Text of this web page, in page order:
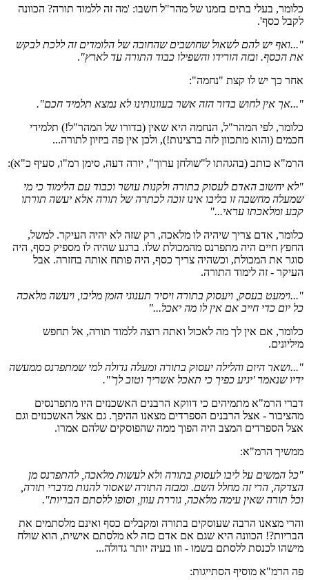
כלומר, בעלי בתים בזמנו של מהר"ל חשבו: 'מה זה ללמוד תורה? הכוונה
לקבל כסף'.
"...ואף יש להם לשאול שחושבים שהחובה של הלומדים זה ללכת לבקש
את הכסף. ובזה הורידו והשפילו כבוד התורה עד לארץ".
אחר כך יש לו קצת "נחמה":
"...אך אין לחוש בדור הזה אשר בעוונותינו לא נמצא תלמיד חכם".
כלומר, לפי המהר"ל, הנחמה היא שאין (בדורו של המהר"ל!) תלמידי
חכמים (והוא מתכוון לזה ברצינות!), ולכן אין פה ביזיון לתורה...
הרמ"א כותב (בהגהתו ל"שולחן ערוך", יורה דעה, סימן רמ"ו, סעיף כ"א):
"לא יחשוב האדם לעסוק בתורה ולקנות עושר וכבוד עם הלימוד כי מי
שמעלה מחשבה זו בליבו אינו זוכה לכתרה של תורה אלא יעשה תורתו
קבע ומלאכתו עראי..."
כלומר, אדם צריך שיהיה לו מלאכה, רק שזה לא יהיה העיקר. למשל,
החפץ חיים היה מתפרנס מהמכולת שלו. ברגע שהיה לו מספיק כסף, היה
סוגר את המכולת, וכשהיה צריך כסף, היה פותח אותה בחזרה. אבל
העיקר - זה לימוד התורה.
"...וימעט בעסק, ויעסוק בתורה ויסיר תענוגי הזמן מליבו, ויעשה מלאכה
כל יום כדי חייב אם אין לו מה יאכל..."
כלומר, אם אין לך מה לאכול ואתה רוצה ללמוד תורה, אל תחפש
מיליונים.
"...ושאר היום והלילה יעסוק בתורה ומעלה גדולה למי שמתפרנס ממעשה
ידיו שנאמר 'יגיע כפיך כי תאכל אשריך וטוב לך'".
דברי הרמ"א מתמיהים כי דווקא הרבנים האשכנזים היו מתפרנסים
מהציבור - אצל הרבנים הספרדים מצאנו ההיפך. גם אצל האשכנזים וגם
אצל הספרדים המצב היה הפוך ממה שהפוסקים שלהם אמרו.
ממשיך הרמ"א:
"כל המשים על ליבו לעסוק בתורה ולא לעשות מלאכה, להתפרנס מן
הצדקה, הרי זה מחלל השם. ומבזה התורה שאסור להנות מדברי תורה,
וכל תורה שאין עימה מלאכה, גוררת עוון, וסופו ללסתם הבריות".
והרי מצאנו הרבה שעוסקים בתורה ומקבלים כסף ואינם מלסתמים את
הבריות?! הכוונה היא שגם אם אדם כזה לא מלסתם אישית, הוא שולח
מישהו לכנסת ללסתם בשמו - וזו בעיה יותר גדולה...
פה הרמ"א מוסיף הסתייגות: